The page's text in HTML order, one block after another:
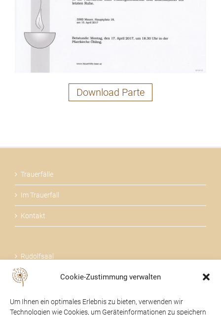
Cookie-Zustimmung verwalten
Um Ihnen ein optimales Erlebnis zu bieten, verwenden wir
Technologien wie Cookies, um Geräteinformationen zu speichern
Download Parte
Trauerfälle
Im Trauerfall
Kontakt
Rudolfsaal
Über uns